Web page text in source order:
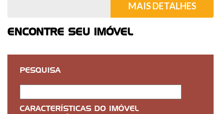
MAIS DETALHES
ENCONTRE SEU IMÓVEL
PESQUISA
CARACTERÍSTICAS DO IMÓVEL